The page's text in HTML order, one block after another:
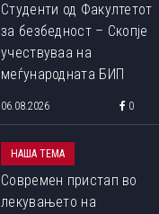
Студенти од Факултетот
за безбедност – Скопје
учествуваа на
меѓународната БИП
06.08.2026 0
НАША ТЕМА
Современ пристап во
лекувањето на